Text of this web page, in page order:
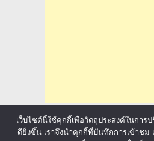
เว็บไซต์นี้ใช้คุกกี้เพื่อวัตถุประสงค์ในการ
ดียิ่งขึ้น เราจึงนำคุกกี้ที่บันทึกการเข้าชม